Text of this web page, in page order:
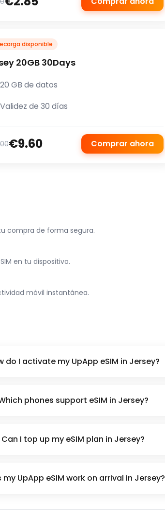
disponible
20GB 30Days
20 GB de datos
Validez de 30 días
€9.60 Comprar ahora
compra de forma segura.
en tu dispositivo.
móvil instantánea.
do I activate my UpApp eSIM in Jersey?
phones support eSIM in Jersey?
Can I top up my eSIM plan in Jersey?
my UpApp eSIM work on arrival in Jersey?